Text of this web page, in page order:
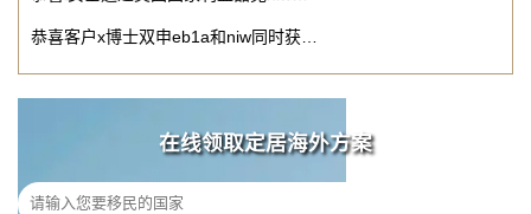
恭喜客户x博士双申eb1a和niw同时获…
在线领取定居海外方案